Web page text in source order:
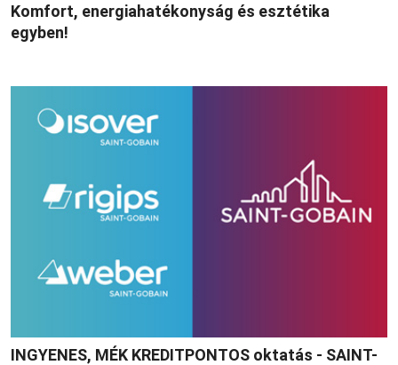
Komfort, energiahatékonyság és esztétika
egyben!
INGYENES, MÉK KREDITPONTOS oktatás - SAINT-